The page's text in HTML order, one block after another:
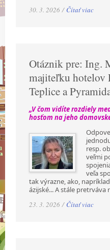
30. 3. 2026 / Čítať viac
Otáznik pre: Ing.
majiteľku hotelov
Teplice a
„V čom vidíte rozdiely
hosťom na jeho
resp.
veľmi
veľa
tak výrazne, ako,
ázijské... A stále pretrváva
23. 3. 2026 / Čítať viac